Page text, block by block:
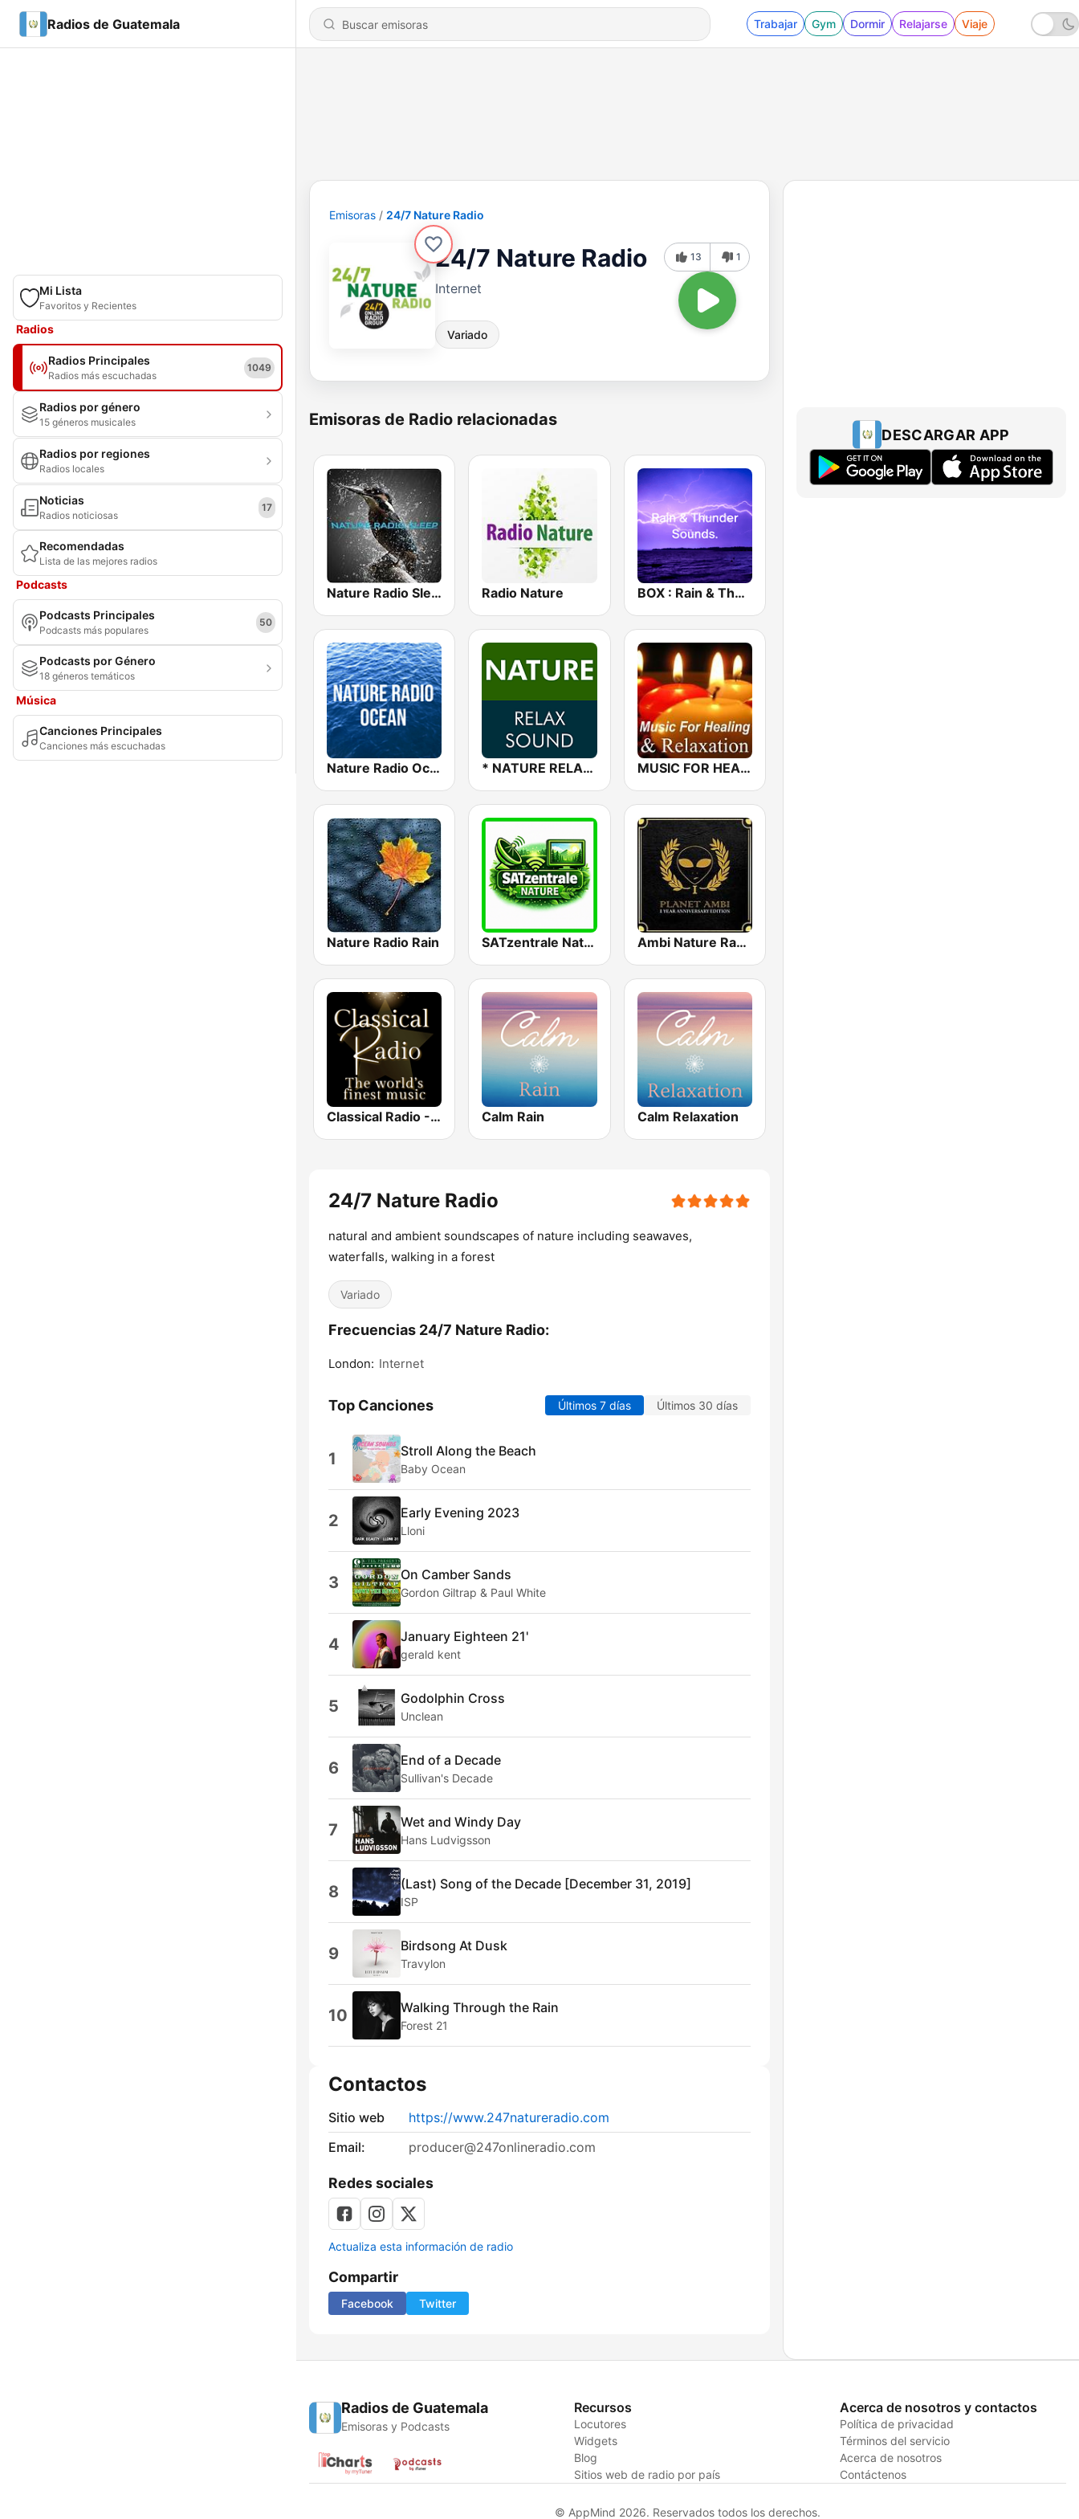
Radios de Guatemala Trabajar Gym Dormir Relajarse Viaje
Mi Lista
Favoritos y Recientes
Radios
Radios Principales
Radios más escuchadas
1049
Radios por género
15 géneros musicales
Radios por regiones
Radios locales
Noticias
Radios noticiosas
17
Recomendadas
Lista de las mejores radios
Podcasts
Podcasts Principales
Podcasts más populares
50
Podcasts por Género
18 géneros temáticos
Música
Canciones Principales
Canciones más escuchadas
Emisoras 24/7 Nature Radio
24/7 Nature Radio
Internet
Variado
13 1
Emisoras de Radio relacionadas
Nature Radio Sleep Radio Nature BOX : Rain & Thunder Sounds
Nature Radio Ocean * NATURE RELAX SOUND MUSIC FOR HEALING & RELAXATION
Nature Radio Rain SATzentrale Nature Ambi Nature Radio
Classical Radio - Sleep Baby Calm Rain Calm Relaxation
24/7 Nature Radio
natural and ambient soundscapes of nature including seawaves,
waterfalls, walking in a forest
Variado
Frecuencias 24/7 Nature Radio:
London: Internet
Top Canciones Últimos 7 días Últimos 30 días
1 Stroll Along the Beach
Baby Ocean
2 Early Evening 2023
Lloni
3 On Camber Sands
Gordon Giltrap & Paul White
4 January Eighteen 21'
gerald kent
5 Godolphin Cross
Unclean
6 End of a Decade
Sullivan's Decade
7 Wet and Windy Day
Hans Ludvigsson
8 (Last) Song of the Decade [December 31, 2019]
ISP
9 Birdsong At Dusk
Travylon
10 Walking Through the Rain
Forest 21
Contactos
Sitio web
https://www.247natureradio.com
Email:
producer@247onlineradio.com
Redes sociales
Actualiza esta información de radio
Compartir
Facebook Twitter
DESCARGAR APP
Radios de Guatemala
Emisoras y Podcasts
Recursos
Locutores
Widgets
Blog
Sitios web de radio por país
Acerca de nosotros y contactos
Política de privacidad
Términos del servicio
Acerca de nosotros
Contáctenos
© AppMind 2026. Reservados todos los derechos.